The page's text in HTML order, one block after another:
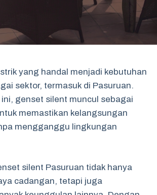
yang handal menjadi kebutuhan
sektor, termasuk di Pasuruan.
genset silent muncul sebagai
memastikan kelangsungan
mengganggu lingkungan
silent Pasuruan tidak hanya
cadangan, tetapi juga